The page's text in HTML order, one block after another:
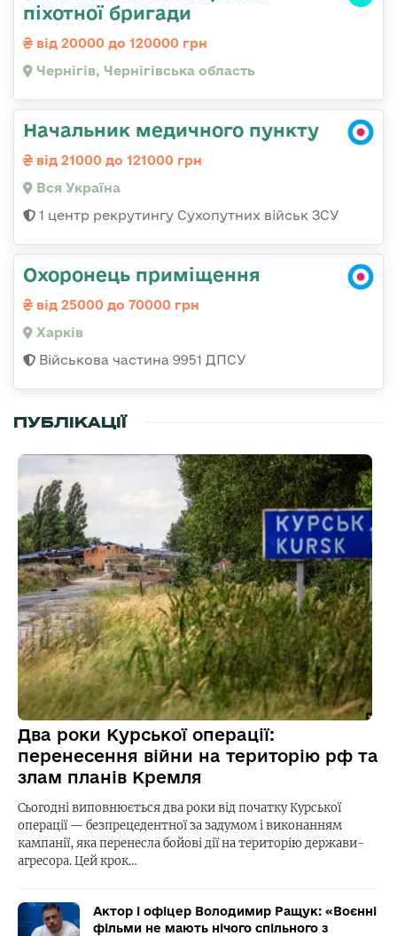
піхотної бригади
від 20000 до 120000 грн
Чернігів, Чернігівська область
Начальник медичного пункту
від 21000 до 121000 грн
Вся Україна
1 центр рекрутингу Сухопутних військ ЗСУ
Охоронець приміщення
від 25000 до 70000 грн
Харків
Військова частина 9951 ДПСУ
ПУБЛІКАЦІЇ
Два роки Курської операції:
перенесення війни на територію рф та
злам планів Кремля
Сьогодні виповнюється два роки від початку Курської
операції — безпрецедентної за задумом і виконанням
кампанії, яка перенесла бойові дії на територію держави-
агресора. Цей крок…
Актор і офіцер Володимир Ращук: «Воєнні
фільми не мають нічого спільного з